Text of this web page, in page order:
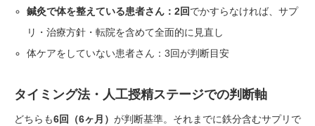
鍼灸で体を整えている患者さん：2回でかすらなければ、サプ
リ・治療方針・転院を含めて全面的に見直し
体ケアをしていない患者さん：3回が判断目安
タイミング法・人工授精ステージでの判断軸
どちらも6回（6ヶ月） が判断基準。それまでに鉄分含むサプリで